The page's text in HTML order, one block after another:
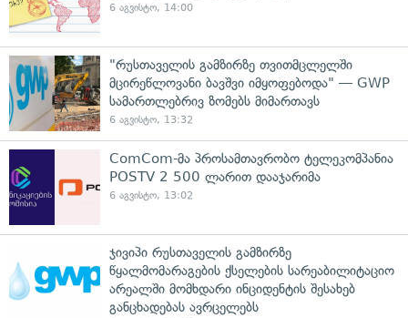
6 აგვისტო, 14:00
"რუსთაველის გამზირზე თვითმცლელში
მცირეწლოვანი ბავშვი იმყოფებოდა" — GWP
სამართლებრივ ზომებს მიმართავს
6 აგვისტო, 13:32
ComCom-მა პროსამთავრობო ტელეკომპანია
POSTV 2 500 ლარით დააჯარიმა
6 აგვისტო, 13:02
ჯივიპი რუსთაველის გამზირზე
წყალმომარაგების ქსელების სარეაბილიტაციო
არეალში მომხდარი ინციდენტის შესახებ
განცხადებას ავრცელებს